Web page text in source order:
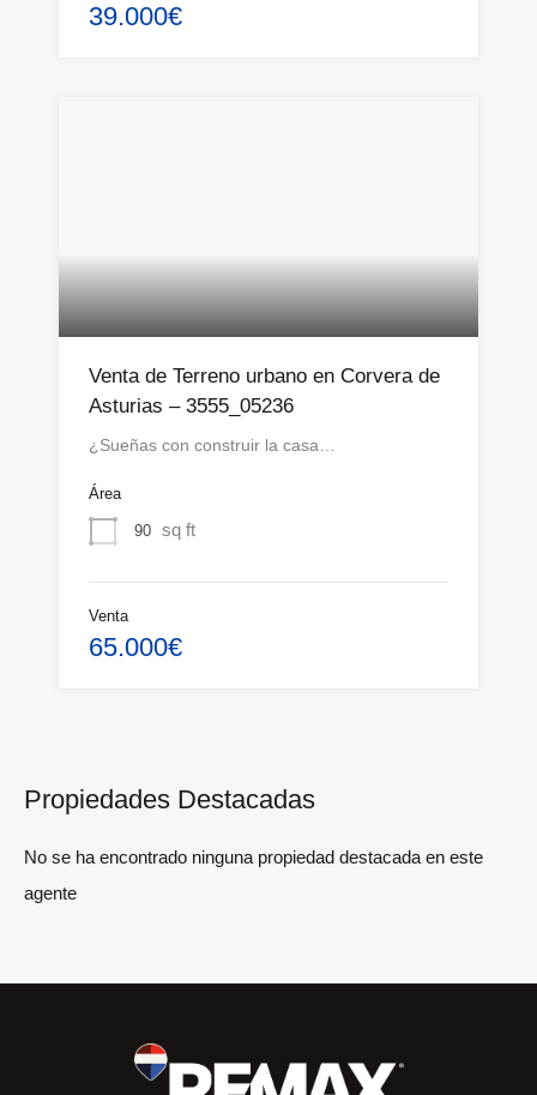
39.000€
Venta de Terreno urbano en Corvera de
Asturias – 3555_05236
¿Sueñas con construir la casa…
Área
90 sq ft
Venta
65.000€
Propiedades Destacadas
No se ha encontrado ninguna propiedad destacada en este
agente